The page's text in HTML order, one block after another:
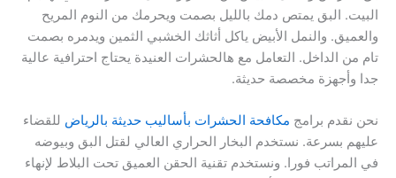
البيت. البق يمتص دمك بالليل بصمت ويحرمك من النوم المريح
والعميق. والنمل الأبيض ياكل أثاثك الخشبي الثمين ويدمره بصمت
تام من الداخل. التعامل مع هالحشرات العنيدة يحتاج احترافية عالية
جدا وأجهزة مخصصة حديثة.
نحن نقدم برامج مكافحة الحشرات بأساليب حديثة بالرياض للقضاء
عليهم بسرعة. نستخدم البخار الحراري العالي لقتل البق وبيوضه
في المراتب فورا. ونستخدم تقنية الحقن العميق تحت البلاط لإنهاء